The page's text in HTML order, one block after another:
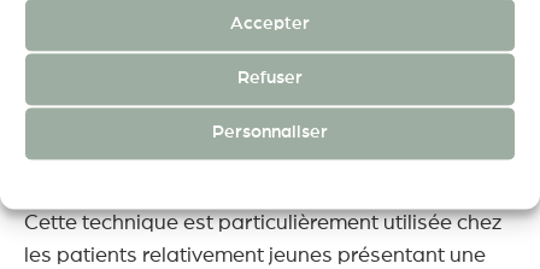
Accepter
Refuser
Personnaliser
L’ostéotomie
L’ostéotomieconsiste à modifier l’axe du
membre afin de mieux répartir les charges sur
Cette technique est particulièrement utilisée chez
les patients relativement jeunes présentant une